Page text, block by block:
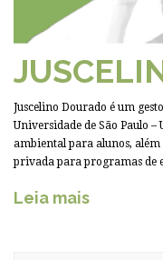
Juscelino Dourado é um
Universidade de São Paulo –
ambiental para alunos, além
privada para programas de
Leia mais